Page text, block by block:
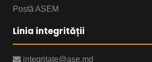
Poștă ASEM
Linia integrității
integritate@ase.md